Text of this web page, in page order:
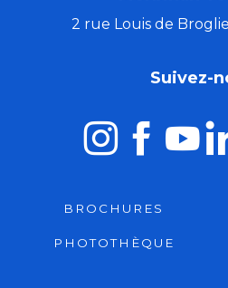
2 rue Louis de
Suivez-
BROCHURES
PHOTOTHÈQUE